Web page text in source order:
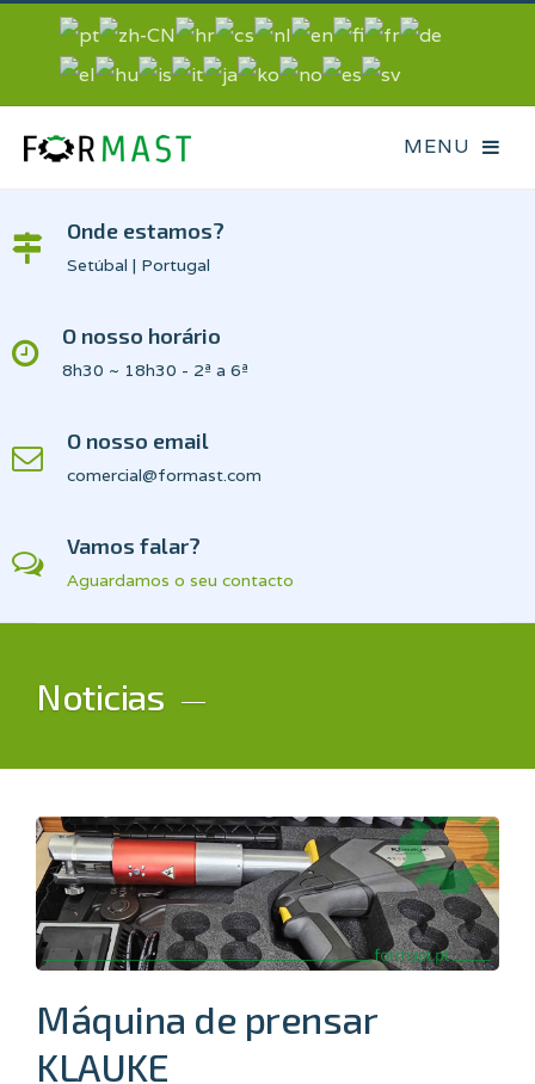
Onde estamos?
Setúbal | Portugal
O nosso horário
8h30 ~ 18h30 - 2ª a 6ª
O nosso email
comercial@formast.com
Vamos falar?
Aguardamos o seu contacto
Noticias
Máquina de prensar
KLAUKE